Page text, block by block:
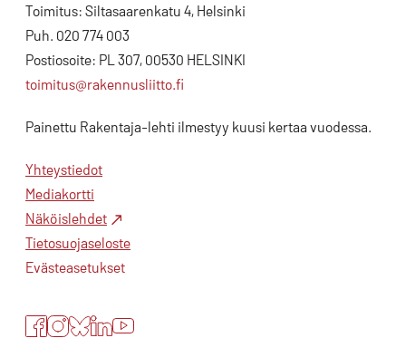
Toimitus: Siltasaarenkatu 4, Helsinki
Puh. 020 774 003
Postiosoite: PL 307, 00530 HELSINKI
toimitus@rakennusliitto.fi
Painettu Rakentaja-lehti ilmestyy kuusi kertaa vuodessa.
Yhteystiedot
Mediakortti
Näköislehdet
Tietosuojaseloste
Evästeasetukset
Facebook
Instagram
BlueskyLinkedIn
YouTube